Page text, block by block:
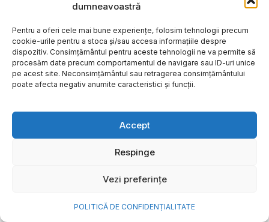
dumneavoastră
Pentru a oferi cele mai bune experiențe, folosim tehnologii precum
cookie-urile pentru a stoca și/sau accesa informațiile despre
dispozitiv. Consimțământul pentru aceste tehnologii ne va permite să
procesăm date precum comportamentul de navigare sau ID-uri unice
pe acest site. Neconsimțământul sau retragerea consimțământului
poate afecta negativ anumite caracteristici și funcții.
Accept
Respinge
Vezi preferințe
POLITICĂ DE CONFIDENȚIALITATE
Cum transformi cele mai
frumoase amintiri ale verii într-
o bijuterie Pandora pe care o
porți zi de zi
Vara este, pentru mulți dintre noi, anotimpul în care